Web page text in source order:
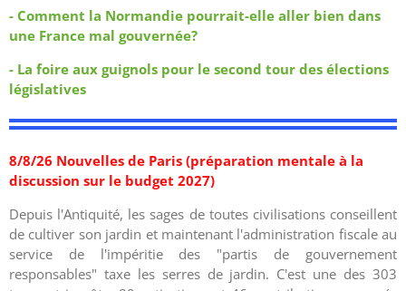
- Comment la Normandie pourrait-elle aller bien dans
une France mal gouvernée?
- La foire aux guignols pour le second tour des élections
législatives
8/8/26 Nouvelles de Paris (préparation mentale à la
discussion sur le budget 2027)
Depuis l'Antiquité, les sages de toutes civilisations conseillent
de cultiver son jardin et maintenant l'administration fiscale au
service de l'impéritie des "partis de gouvernement
responsables" taxe les serres de jardin. C'est une des 303